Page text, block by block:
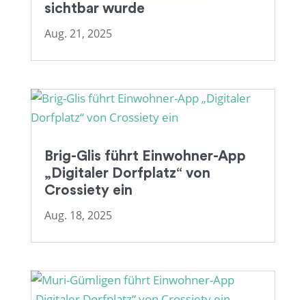
sichtbar wurde
Aug. 21, 2025
Brig-Glis führt Einwohner-App
„Digitaler Dorfplatz“ von
Crossiety ein
Aug. 18, 2025